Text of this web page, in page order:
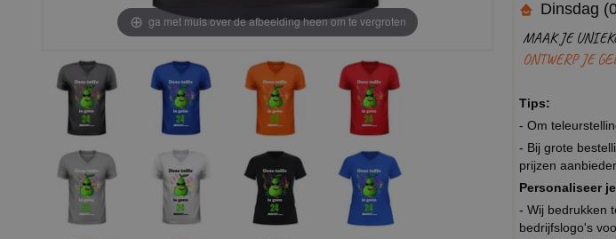
ga met muis over de afbeelding heen om te vergroten
Dinsdag
MAAK JE
ONTWERP JE
Tips:
- Om
- Bij grote
prijzen
Personaliseer
- Wij bedrukken
bedrijfslogo's